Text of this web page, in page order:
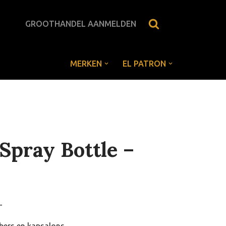
GROOTHANDEL AANMELDEN
MERKEN EL PATRON
Bottle –
-